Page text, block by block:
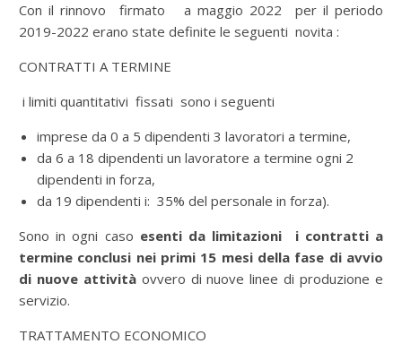
Con il rinnovo firmato a maggio 2022 per il periodo
2019-2022 erano state definite le seguenti novita :
CONTRATTI A TERMINE
i limiti quantitativi fissati sono i seguenti
imprese da 0 a 5 dipendenti 3 lavoratori a termine,
da 6 a 18 dipendenti un lavoratore a termine ogni 2
dipendenti in forza,
da 19 dipendenti i: 35% del personale in forza).
Sono in ogni caso esenti da limitazioni i contratti a
termine conclusi nei primi 15 mesi della fase di avvio
di nuove attivitàovvero di nuove linee di produzione e
servizio.
TRATTAMENTO ECONOMICO